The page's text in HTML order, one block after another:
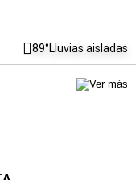
89°Lluvias aisladas